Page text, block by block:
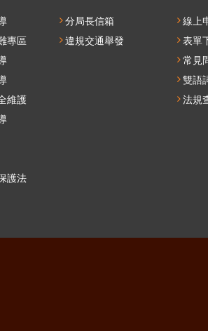
專區
維護
護法
分局長信箱
違規交通舉發
線上
表單
常見
雙語
法規